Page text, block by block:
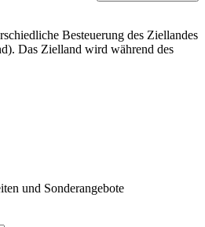
Besteuerung des Ziellandes
Das Zielland wird während des
und Sonderangebote